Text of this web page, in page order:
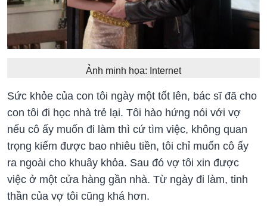
Ảnh minh họa: Internet
Sức khỏe của con tôi ngày một tốt lên, bác sĩ đã cho
con tôi đi học nhà trẻ lại. Tôi hào hứng nói với vợ
nếu cô ấy muốn đi làm thì cứ tìm việc, không quan
trọng kiếm được bao nhiêu tiền, tôi chỉ muốn cô ấy
ra ngoài cho khuây khỏa. Sau đó vợ tôi xin được
việc ở một cửa hàng gần nhà. Từ ngày đi làm, tinh
thần của vợ tôi cũng khá hơn.